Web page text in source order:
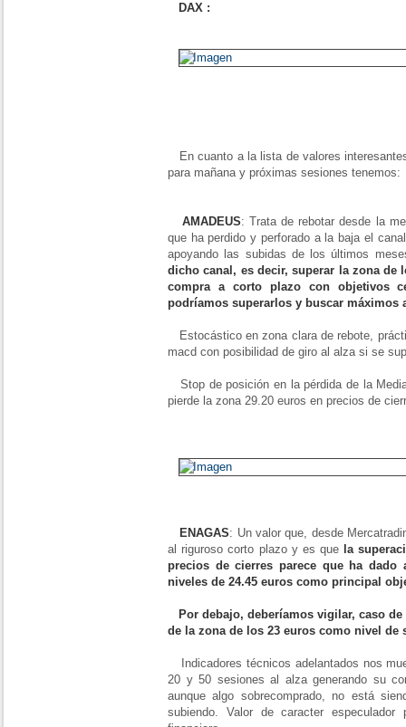
DAX :
En cuanto a la lista de valores
para mañana y próximas sesiones tenemos:
AMADEUS: Trata de rebotar desde la
que ha perdido y perforado a la baja el
apoyando las subidas de los últimos
dicho canal, es decir, superar la zona de
compra a corto plazo con objetivos
podríamos superarlos y buscar máximos
Estocástico en zona clara de rebote,
macd con posibilidad de giro al alza si se
Stop de posición en la pérdida de la
pierde la zona 29.20 euros en precios de
ENAGAS: Un valor que, desde
al riguroso corto plazo y es que la
precios de cierres parece que ha dado
niveles de 24.45 euros como principal
Por debajo, deberíamos vigilar, caso
de la zona de los 23 euros como nivel
Indicadores técnicos adelantados nos
20 y 50 sesiones al alza generando su
aunque algo sobrecomprado, no está
subiendo. Valor de caracter